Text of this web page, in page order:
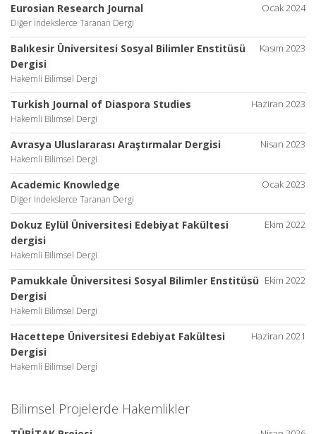
Ocak 2024
Eurosian Research Journal
Diğer İndekslerce Taranan Dergi
Kasım 2023
Balıkesir Üniversitesi Sosyal Bilimler Enstitüsü
Dergisi
Hakemli Bilimsel Dergi
Haziran 2023
Turkish Journal of Diaspora Studies
Hakemli Bilimsel Dergi
Nisan 2023
Avrasya Uluslararası Araştırmalar Dergisi
Hakemli Bilimsel Dergi
Ocak 2023
Academic Knowledge
Diğer İndekslerce Taranan Dergi
Ekim 2022
Dokuz Eylül Üniversitesi Edebiyat Fakültesi
dergisi
Hakemli Bilimsel Dergi
Ekim 2022
Pamukkale Üniversitesi Sosyal Bilimler Enstitüsü
Dergisi
Hakemli Bilimsel Dergi
Haziran 2021
Hacettepe Üniversitesi Edebiyat Fakültesi
Dergisi
Hakemli Bilimsel Dergi
Bilimsel Projelerde Hakemlikler